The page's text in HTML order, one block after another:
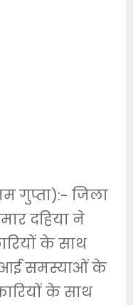
गुप्ता):- जिला
दहिया ने
के साथ
आई समस्याओं के
के साथ